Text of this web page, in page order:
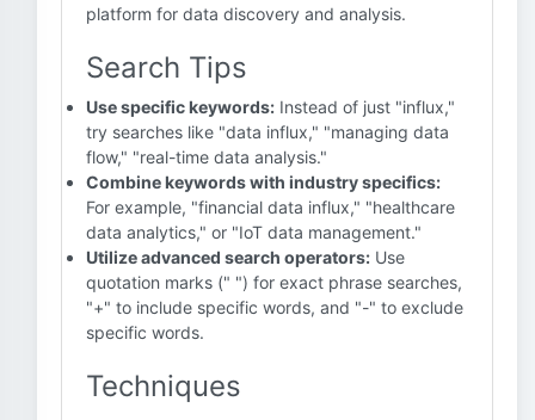
platform for data discovery and analysis.
Search Tips
Use specific keywords: Instead of just "influx,"
try searches like "data influx," "managing data
flow," "real-time data analysis."
Combine keywords with industry specifics:
For example, "financial data influx," "healthcare
data analytics," or "IoT data management."
Utilize advanced search operators: Use
quotation marks (" ") for exact phrase searches,
"+" to include specific words, and "-" to exclude
specific words.
Techniques